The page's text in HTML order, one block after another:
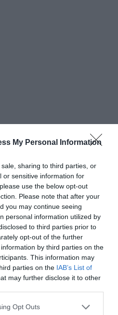
My Personal Information
sharing to third parties, or
or sensitive information for
use the below opt-out
Please note that after your
you may continue seeing
personal information utilized by
to third parties prior to
opt-out of the further
by third parties on the
This information may
parties on the IAB’s List of
may further disclose it to other
app uses one or more Google
Opt Outs